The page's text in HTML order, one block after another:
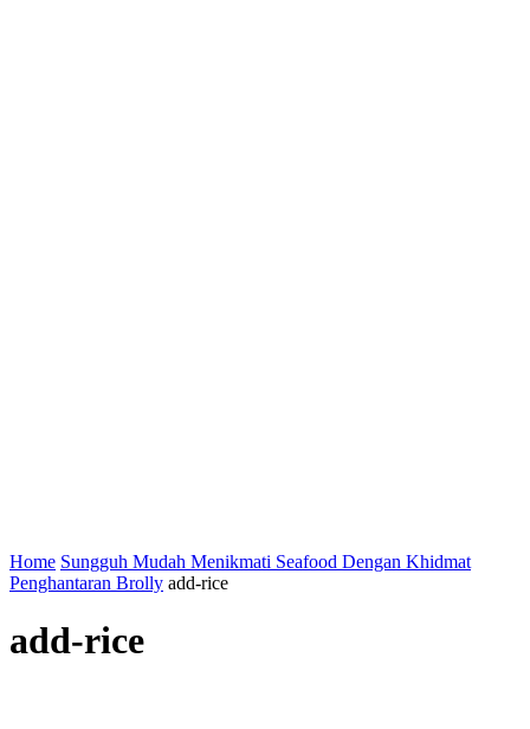
Home Sungguh Mudah Menikmati Seafood Dengan Khidmat
Penghantaran Brolly add-rice
add-rice